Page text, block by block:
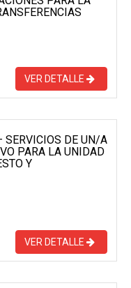
VER DETALLE
DE UN/A
PARA LA UNIDAD
Y
VER DETALLE